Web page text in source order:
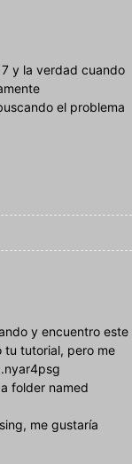
y la verdad cuando
el problema
y encuentro este
tu tutorial, pero me
folder named
me gustaría